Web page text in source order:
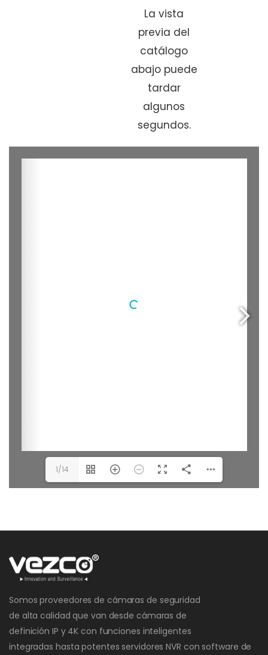
La vista
previa del
catálogo
abajo puede
tardar
algunos
segundos.
1/14
Somos proveedores de cámaras de seguridad
de alta calidad que van desde cámaras de
definición IP y 4K con funciones inteligentes
integradas hasta potentes servidores NVR con software de